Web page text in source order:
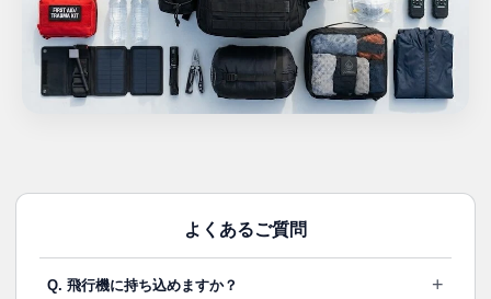
よくあるご質問
Q. 飛行機に持ち込めますか？ +